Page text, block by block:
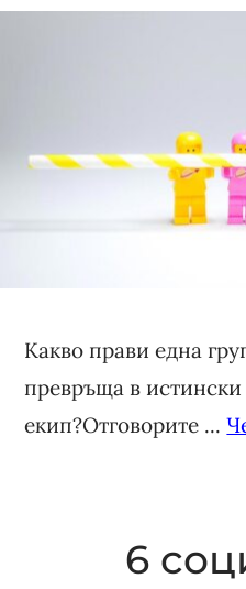
Какво прави една
превръща в
екип?Отговорите ...
6